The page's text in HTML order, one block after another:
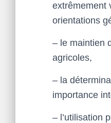
extrêmement
orientations
– le maintien
agricoles,
– la
importance
– l’utilisation